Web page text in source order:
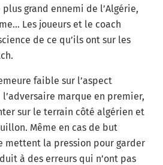
grand ennemi de l’Algérie,
Les joueurs et le coach
de ce qu’ils ont sur les
faible sur l’aspect
marque en premier,
sur le terrain côté algérien et
Même en cas de but
mettent la pression pour garder
à des erreurs qui n’ont pas